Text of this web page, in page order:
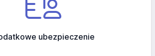
ubezpieczenie